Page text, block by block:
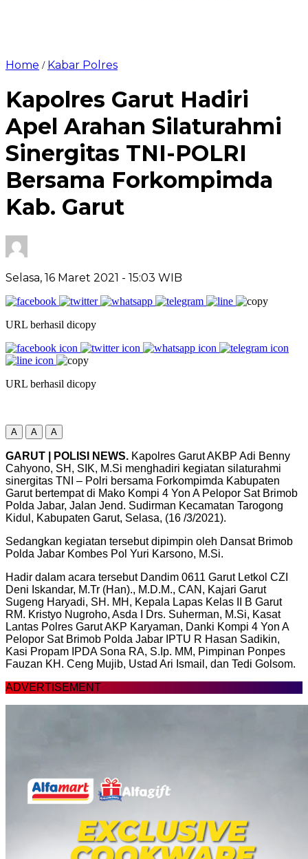
Home / Kabar Polres
Kapolres Garut Hadiri
Apel Arahan Silaturahmi
Sinergitas TNI-POLRI
Bersama Forkompimda
Kab. Garut
Selasa, 16 Maret 2021 - 15:03 WIB
URL berhasil dicopy
URL berhasil dicopy
A A A
GARUT | POLISI NEWS. Kapolres Garut AKBP Adi Benny
Cahyono, SH, SIK, M.Si menghadiri kegiatan silaturahmi
sinergitas TNI – Polri bersama Forkompimda Kabupaten
Garut bertempat di Mako Kompi 4 Yon A Pelopor Sat Brimob
Polda Jabar, Jalan Jend. Sudirman Kecamatan Tarogong
Kidul, Kabupaten Garut, Selasa, (16 /3/2021).
Sedangkan kegiatan tersebut dipimpin oleh Dansat Brimob
Polda Jabar Kombes Pol Yuri Karsono, M.Si.
Hadir dalam acara tersebut Dandim 0611 Garut Letkol CZI
Deni Iskandar, M.Tr (Han)., M.D.M., CAN, Kajari Garut
Sugeng Haryadi, SH. MH, Kepala Lapas Kelas II B Garut
RM. Kristyo Nugroho, Asda I Drs. Suherman, M.Si, Kasat
Lantas Polres Garut AKP Karyaman, Danki Kompi 4 Yon A
Pelopor Sat Brimob Polda Jabar IPTU R Hasan Sadikin,
Kasi Propam IPDA Sona RA, S.Ip. MM, Pimpinan Ponpes
Fauzan KH. Ceng Mujib, Ustad Ari Ismail, dan Tedi Golsom.
ADVERTISEMENT